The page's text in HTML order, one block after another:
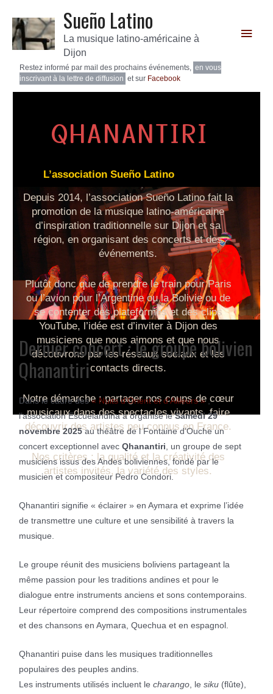
Sueño Latino
La musique latino-américaine à
Dijon
Restez informé par mail des prochains événements, en vous
inscrivant à la lettre de diffusion et sur Facebook
QHANANTIRI
L’association Sueño Latino
Depuis 2014, l’association Sueño Latino fait la
promotion de la musique latino-américaine
d’inspiration traditionnelle sur Dijon et sa
région, en organisant des concerts et des
événements.
Plutôt donc que de prendre le train pour Paris
ou l’avion pour l’Argentine ou la Bolivie ou de
se contenter des plateformes et des clips
YouTube, l’idée est d’inviter à Dijon des
musiciens que nous aimons et que nous
découvrons par les réseaux sociaux et les
contacts directs.
Notre démarche : partager nos coups de cœur
musicaux dans des spectacles vivants, faire
découvrir des artistes peu connus en France.
Nos critères : la qualité et la créativité des
artistes invités, la variété des styles.
Dernier concert : le groupe bolivien
Qhanantiri
Dans le cadre des« Nuits d’Orient et d’Ailleurs » ,
l’association Escuelandina a organisé leSamedi 29
novembre 2025au théâtre de l Fontaine d’Ouche un
concert exceptionnel avecQhanantiri, un groupe de sept
musiciens issus des Andes boliviennes, fondé par le
musicien et compositeur Pedro Condori.
Qhanantiri signifie « éclairer » en Aymara et exprime l’idée
de transmettre une culture et une sensibilité à travers la
musique.
Le groupe réunit des musiciens boliviens partageant la
même passion pour les traditions andines et pour le
dialogue entre instruments anciens et sons contemporains.
Leur répertoire comprend des compositions instrumentales
et des chansons en Aymara, Quechua et en espagnol.
Qhanantiri puise dans les musiques traditionnelles
populaires des peuples andins.
Les instruments utilisés incluent lecharango , lesiku (flûte),